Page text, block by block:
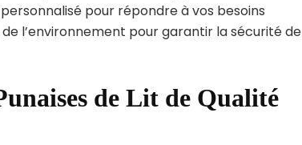
pour répondre à vos besoins
l’environnement pour garantir la sécurité de
de Lit de Qualité